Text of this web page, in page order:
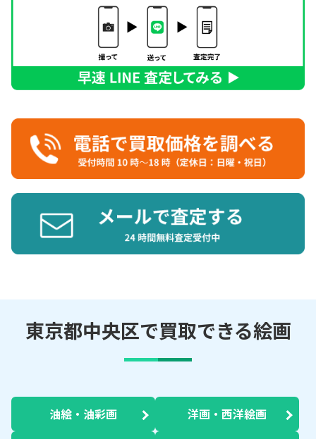
東京都中央区で買取できる絵画
油絵・油彩画 洋画・西洋絵画